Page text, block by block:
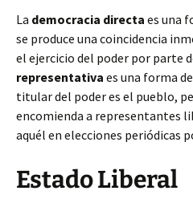
La democracia directa es una
se produce una coincidencia
el ejercicio del poder por parte
representativa es una forma
titular del poder es el pueblo,
encomienda a representantes
aquél en elecciones periódicas
Estado Liberal